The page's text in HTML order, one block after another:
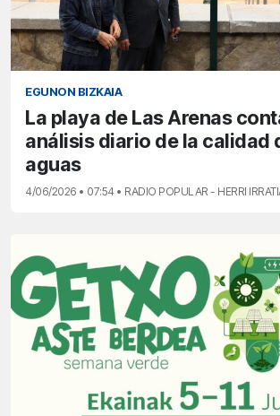
EGUNON BIZKAIA
La playa de Las Arenas
análisis diario de la calidad
aguas
4/06/2026 • 07:54 • RADIO POPULAR - HERRI